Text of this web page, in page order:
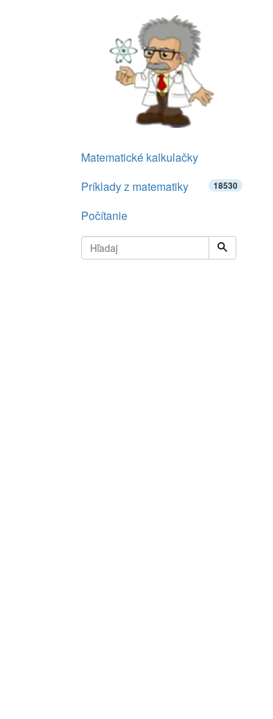
Matematické kalkulačky
Príklady z matematiky
18530
Počítanie